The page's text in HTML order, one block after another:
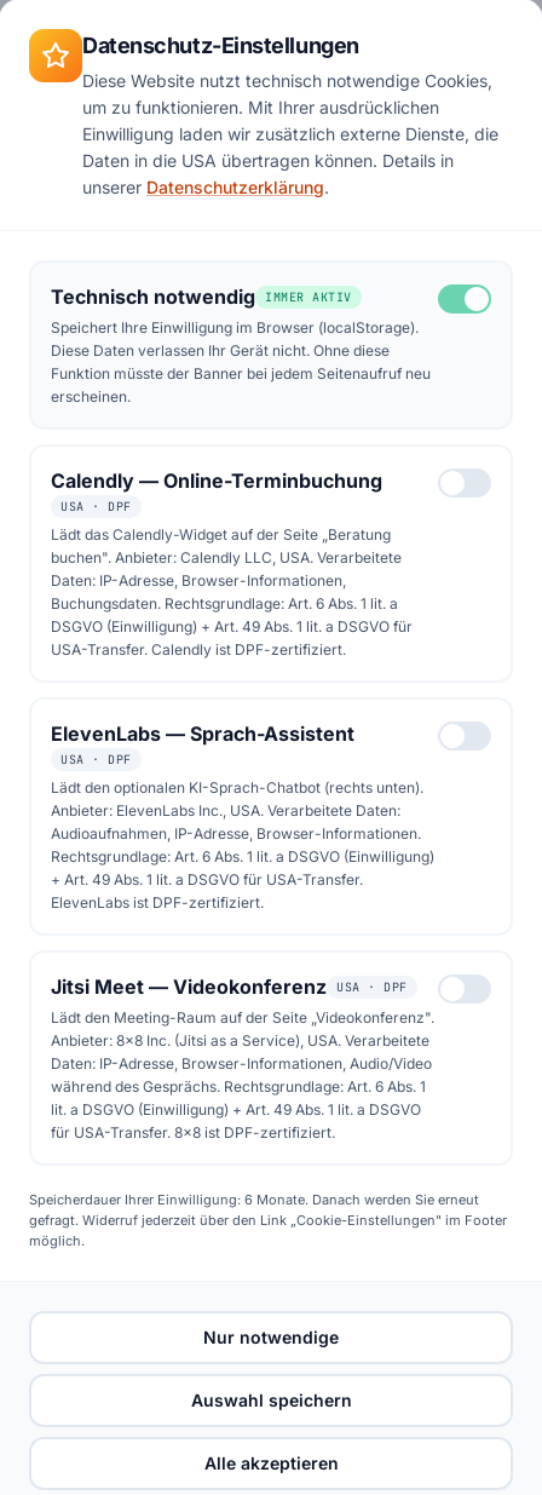
Zum Hauptinhalt springen
Podcast Folge 16
Solarenergie und Smart
Home: Intelligente
Energiesteuerung für
maximale Effizienz
in Berlin und Brandenburg die Solareffizienz
revolutioniert
Kostenlose Beratung
Jetzt anhören
Datenschutz-Einstellungen
Diese Website nutzt technisch notwendige Cookies,
um zu funktionieren. Mit Ihrer ausdrücklichen
Einwilligung laden wir zusätzlich externe Dienste, die
Daten in die USA übertragen können. Details in
unserer Datenschutzerklärung.
Technisch notwendig IMMER AKTIV
Speichert Ihre Einwilligung im Browser (localStorage).
Diese Daten verlassen Ihr Gerät nicht. Ohne diese
Funktion müsste der Banner bei jedem Seitenaufruf neu
erscheinen.
Calendly — Online-Terminbuchung
USA · DPF
Lädt das Calendly-Widget auf der Seite „Beratung
buchen". Anbieter: Calendly LLC, USA. Verarbeitete
Daten: IP-Adresse, Browser-Informationen,
Buchungsdaten. Rechtsgrundlage: Art. 6 Abs. 1 lit. a
DSGVO (Einwilligung) + Art. 49 Abs. 1 lit. a DSGVO für
USA-Transfer. Calendly ist DPF-zertifiziert.
ElevenLabs — Sprach-Assistent
USA · DPF
Lädt den optionalen KI-Sprach-Chatbot (rechts unten).
Anbieter: ElevenLabs Inc., USA. Verarbeitete Daten:
Audioaufnahmen, IP-Adresse, Browser-Informationen.
Rechtsgrundlage: Art. 6 Abs. 1 lit. a DSGVO (Einwilligung)
+ Art. 49 Abs. 1 lit. a DSGVO für USA-Transfer.
ElevenLabs ist DPF-zertifiziert.
Jitsi Meet — Videokonferenz USA · DPF
Lädt den Meeting-Raum auf der Seite „Videokonferenz".
Anbieter: 8x8 Inc. (Jitsi as a Service), USA. Verarbeitete
Daten: IP-Adresse, Browser-Informationen, Audio/Video
während des Gesprächs. Rechtsgrundlage: Art. 6 Abs. 1
lit. a DSGVO (Einwilligung) + Art. 49 Abs. 1 lit. a DSGVO
für USA-Transfer. 8x8 ist DPF-zertifiziert.
Speicherdauer Ihrer Einwilligung: 6 Monate. Danach werden Sie erneut
gefragt. Widerruf jederzeit über den Link „Cookie-Einstellungen" im Footer
möglich.
Nur notwendige
Auswahl speichern
Alle akzeptieren